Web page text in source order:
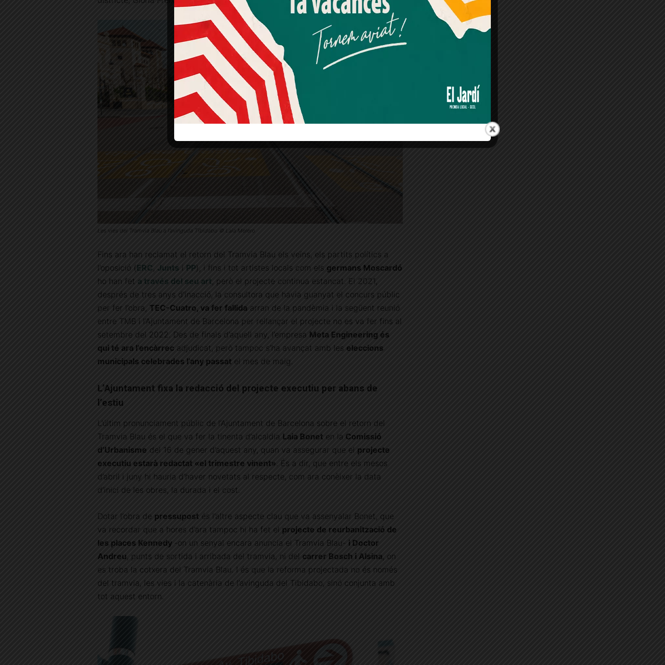
Les vies del Tramvia Blau a l’avinguda Tibidabo © Laia Melero
Fins ara han reclamat el retorn del Tramvia Blau els veïns, els partits polítics a
l’oposició ( ERC, Junts PP), i fins i tot artistes locals com els germans Moscardó
ho han fet a través del seu art, però el projecte continua estancat. El 2021,
després de tres anys d’inacció, la consultora que havia guanyat el concurs públic
per fer l’obra, TEC-Cuatro, va fer fallida arran de la pandèmia i la següent reunió
entre TMB i l’Ajuntament de Barcelona per rellançar el projecte no es va fer fins al
setembre del 2022. Des de finals d’aquell any, l’empresa Meta Engineering és
qui té ara l’encàrrec adjudicat, però tampoc s’ha avançat amb les eleccions
municipals celebrades l’any passat el mes de maig.
L’Ajuntament fixa la redacció del projecte executiu per abans de
l’estiu
L’últim pronunciament públic de l’Ajuntament de Barcelona sobre el retorn del
Tramvia Blau és el que va fer la tinenta d’alcaldia Laia Bonet en la Comissió
d’Urbanisme del 16 de gener d’aquest any, quan va assegurar que el projecte
executiu estarà redactat «el trimestre vinent» . És a dir, que entre els mesos
d’abril i juny hi hauria d’haver novetats al respecte, com ara conèixer la data
d’inici de les obres, la durada i el cost.
Dotar l’obra de pressupost és l’altre aspecte clau que va assenyalar Bonet, que
va recordar que a hores d’ara tampoc hi ha fet el projecte de reurbanització de
les places Kennedy -on un senyal encara anuncia el Tramvia Blau- i Doctor
Andreu, punts de sortida i arribada del tramvia, ni del carrer Bosch i Alsina, on
es troba la cotxera del Tramvia Blau. I és que la reforma projectada no és només
del tramvia, les vies i la catenària de l’avinguda del Tibidabo, sinó conjunta amb
tot aquest entorn.
Més informació Acceptar Rebutjar tot
Quan l’usuari crea un compte al Diari el Jardí, dona el seu
consentiment explícit per rebre comunicacions
informatives relacionades amb el servei. Aquest
consentiment pot ser revocat en qualsevol moment
mitjançant l’enllaç de baixa present a tots els correus.